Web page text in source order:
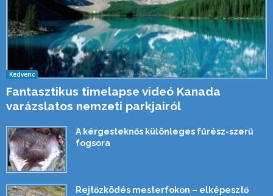
Kedvenc
Fantasztikus timelapse videó Kanada
varázslatos nemzeti parkjairól
A kérgesteknős különleges fűrész-szerű
fogsora
Rejtőzködés mesterfokon – elképesztő